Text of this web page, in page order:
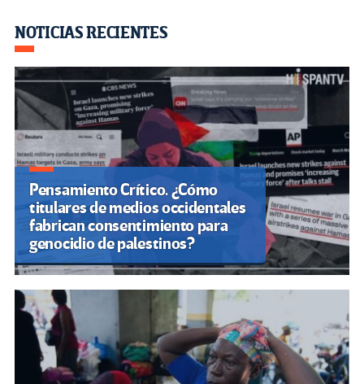
o
k
m n
tir
NOTICIAS RECIENTES
Pensamiento Crítico. ¿Cómo
titulares de medios occidentales
fabrican consentimiento para
genocidio de palestinos?